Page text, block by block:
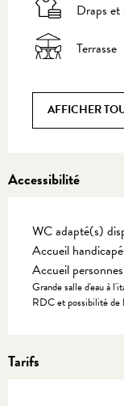
Draps et
Terrasse
AFFICHER
Accessibilité
WC adapté(s)
Accueil
Accueil
Grande salle d'eau à
RDC et possibilité de
Tarifs